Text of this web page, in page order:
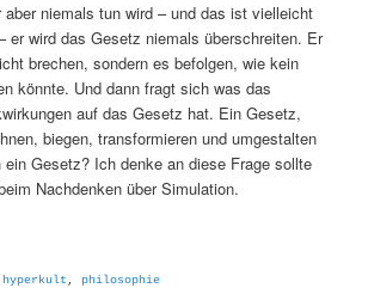
aber niemals tun wird – und das ist vielleicht
er wird das Gesetz niemals überschreiten. Er
brechen, sondern es befolgen, wie kein
könnte. Und dann fragt sich was das
auf das Gesetz hat. Ein Gesetz,
biegen, transformieren und umgestalten
Gesetz? Ich denke an diese Frage sollte
Nachdenken über Simulation.
hyperkult ,philosophie